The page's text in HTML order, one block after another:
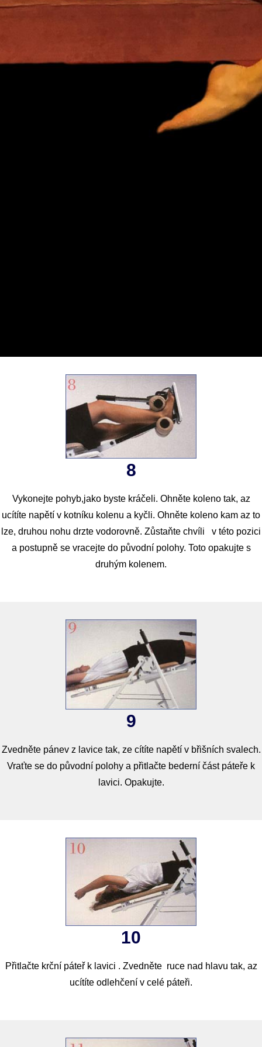
8
Vykonejte pohyb,jako byste kráčeli. Ohněte koleno tak, az
ucítíte napětí v kotníku kolenu a kyčli. Ohněte koleno kam az to
lze, druhou nohu drzte vodorovně. Zůstaňte chvíli v této pozici
a postupně se vracejte do původní polohy. Toto opakujte s
druhým kolenem.
9
Zvedněte pánev z lavice tak, ze cítíte napětí v břišních svalech.
Vraťte se do původní polohy a přitlačte bederní část páteře k
lavici. Opakujte.
10
Přitlačte krční páteř k lavici . Zvedněte ruce nad hlavu tak, az
ucítíte odlehčení v celé páteři.